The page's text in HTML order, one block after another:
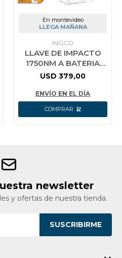
En montevideo
LLEGA MAÑANA
INGCO
LLAVE DE IMPACTO
1750NM A BATERIA
P20S 20V BRUSHLESS
SIN BAT SIN
USD 379,00
ENVÍO EN EL DÍA
newsletter
y ofertas de nuestra tienda.
SUSCRIBIRME